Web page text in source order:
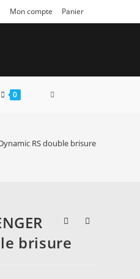
Mon compte Panier
0 TOGGLE
RS double brisure
brisure